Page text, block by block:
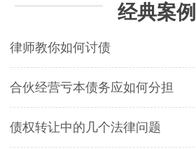
经典案例
律师教你如何讨债
合伙经营亏本债务应如何分担
债权转让中的几个法律问题